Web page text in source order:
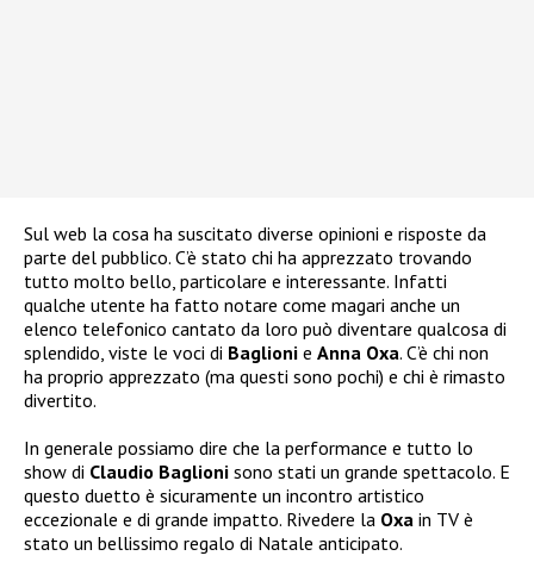
Sul web la cosa ha suscitato diverse opinioni e risposte da
parte del pubblico. C’è stato chi ha apprezzato trovando
tutto molto bello, particolare e interessante. Infatti
qualche utente ha fatto notare come magari anche un
elenco telefonico cantato da loro può diventare qualcosa di
splendido, viste le voci di Baglioni e Anna Oxa. C’è chi non
ha proprio apprezzato (ma questi sono pochi) e chi è rimasto
divertito.
In generale possiamo dire che la performance e tutto lo
show di Claudio Baglioni sono stati un grande spettacolo. E
questo duetto è sicuramente un incontro artistico
eccezionale e di grande impatto. Rivedere la Oxa in TV è
stato un bellissimo regalo di Natale anticipato.